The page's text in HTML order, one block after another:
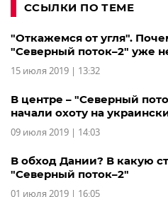
ССЫЛКИ ПО ТЕМЕ
"Откажемся от угля".
"Северный поток–2" уже
15 июля 2019 | 13:32
В центре – "Северный
начали охоту на
09 июля 2019 | 14:03
В обход Дании? В какую
"Северный поток–2"
01 июля 2019 | 16:05